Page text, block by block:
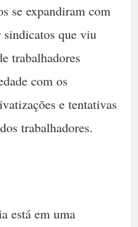
se expandiram com
sindicatos que viu
trabalhadores
com os
e tentativas
trabalhadores.
está em uma